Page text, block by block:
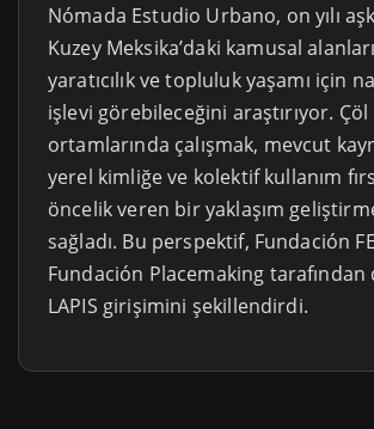
Nómada Estudio Urbano, on yılı
Kuzey Meksika’daki kamusal
yaratıcılık ve topluluk yaşamı için
işlevi görebileceğini araştırıyor. Çöl
ortamlarında çalışmak, mevcut
yerel kimliğe ve kolektif kullanım
öncelik veren bir yaklaşım
sağladı. Bu perspektif, Fundación
Fundación Placemaking tarafından
LAPIS girişimini şekillendirdi.